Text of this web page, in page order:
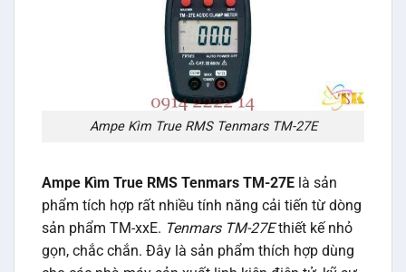
Ampe Kìm True RMS Tenmars TM-27E
Ampe Kìm True RMS Tenmars TM-27E là sản
phẩm tích hợp rất nhiều tính năng cải tiến từ dòng
sản phẩm TM-xxE. Tenmars TM-27Ethiết kế nhỏ
gọn, chắc chắn. Đây là sản phẩm thích hợp dùng